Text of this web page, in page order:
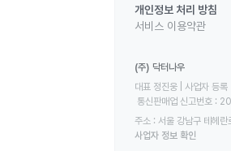
개인정보 처리 방침
서비스 이용약관
(주) 닥터나우
대표 정진웅 | 사업자
통신판매업 신고번호
주소 : 서울 강남구 테헤
사업자 정보 확인